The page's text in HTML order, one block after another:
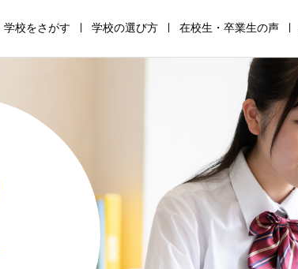
学校をさがす 学校の選び方
の
仕
組
校
の
仕
の
仕
組
の
仕
組
金
の
仕
め
の
学
在校生・卒業生の声